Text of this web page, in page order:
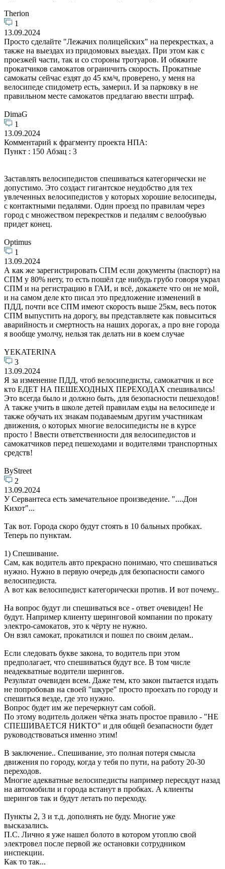
Therion
1
13.09.2024
Просто сделайте "Лежачих полицейских" на перекрестках, а
также на выездах из придомовых выездах. При этом как с
проезжей части, так и со стороны тротуаров. И обяжите
прокатчиков самокатов ограничить скорость. Прокатные
самокаты сейчас ездят до 45 км/ч, проверено, у меня на
велосипеде спидометр есть, замерил. И за парковку в не
правильном месте самокатов предлагаю ввести штраф.
DimaG
1
13.09.2024
Комментарий к фрагменту проекта НПА:
Пункт : 150 Абзац : 3
Заставлять велосипедистов спешиваться категорически не
допустимо. Это создаст гигантское неудобство для тех
увлеченных велосипедистов у которых хорошие велосипеды,
с контактными педалями. Один проезд по правилам через
город с множеством перекрестков и педалям с велообувью
придет конец.
Optimus
1
13.09.2024
А как же зарегистрировать СПМ если документы (паспорт) на
СПМ у 80% нету, то есть пошёл где нибудь грубо говоря украл
СПМ и на регистрацию в ГАИ, и всё, докажете что он не мой,
и на самом деле кто писал это предложение изменений в
ПДД, почти все СПМ имеют скорость выше 25км, весь поток
СПМ выпустить на дорогу, вы представляете как повыситься
аварийность и смертность на наших дорогах, а про вне города
я вообще умолчу, нельзя так делать ни в коем случае
YEKATERINA
3
13.09.2024
Я за изменение ПДД, чтоб велосипедисты, самокатчик и все
кто ЕДЕТ НА ПЕШЕХОДНЫХ ПЕРЕХОДАХ спешивались!
Это всегда было и должно быть, для безопасности пешеходов!
А также учить в школе детей правилам езды на велосипеде и
также обучать их знакам подаваемым другим участникам
движения, о которых многие велосипедисты не в курсе
просто ! Ввести ответственности для велосипедистов и
самокатчиков перед пешеходами и водителями транспортных
средств!
ByStreet
2
13.09.2024
У Сервантеса есть замечательное произведение. "....Дон
Кихот"...
Так вот. Города скоро будут стоять в 10 бальных пробках.
Теперь по пунктам.
1) Спешивание.
Сам, как водитель авто прекрасно понимаю, что спешиваться
нужно. Нужно в первую очередь для безопасности самого
велосипедиста.
А вот как велосипедист категорически против. И вот почему..
На вопрос будут ли спешиваться все - ответ очевиден! Не
будут. Например клиенту шеринговой компании по прокату
электро-самокатов, это к чёрту не нужно.
Он взял самокат, прокатился и пошел по своим делам..
Если следовать букве закона, то водитель при этом
предполагает, что спешиваться будут все. В том числе
неадекватные водители шерингов.
Результат очевиден всем. Даже тем, кто закон пытается издать
не попробовав на своей "шкуре" просто проехать по городу и
спешиться везде, где это нужно.
Вопрос будет им же перечеркнут сам собой.
По этому водитель должен чётка знать простое правило - "НЕ
СПЕШИВАЕТСЯ НИКТО" и для общей безапасности будет
руководствоваться именно этим!
В заключение.. Спешивание, это полная потеря смысла
движения по городу, когда у тебя по пути, на работу 20-30
переходов.
Многие адекватные велосипедисты например пересядут назад
на автомобили и города встанут в пробках. А клиенты
шерингов так и будут летать по переходу.
Пункты 2, 3 и т.д. дополнять не буду. Многие уже
высказались.
П.С. Лично я уже нашел болото в котором утоплю свой
электровел после первой же остановки сотрудником
инспекции.
Как то так...